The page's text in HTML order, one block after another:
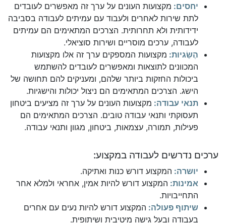
יחסים: מקצועות העונים על ערך זה מאפשרים לעובדים
לתת שירות לאחרים ולעבוד עם עמיתים לעבודה בסביבה
ידידותית ולא תחרותית. הצרכים המתאימים הם עמיתים
לעבודה, ערכים מוסריים ושירות סוציאלי.
הֶשֵׂגיות: מקצועות המספקים ערך זה אלו מקצועות
המכוונים לתוצאות ומאפשרים לעובדים להשתמש
ביכולות החזקות ביותר שלהם, ומעניקים להם תחושה של
הישג. הצרכים המתאימים הם ניצול יכולות והישגיות.
תנאי עבודה: מקצועות העונים על ערך זה מציעים ביטחון
תעסוקתי ותנאי עבודה טובים. הצרכים המתאימים הם
פעילות, תמורה, עצמאות, ביטחון, מגוון ותנאי עבודה.
ערכים נדרשים לעבודה במקצוע:
יושרה: המקצוע דורש כנות ואתיקה.
אמינות: המקצוע דורש להיות אמין, אחראי ולמלא אחר
התחייבויות.
שיתוף פעולה: המקצוע דורש להיות נעים עם אחרים
בעבודה ובעל גישה מיטיבית ושיתופית.